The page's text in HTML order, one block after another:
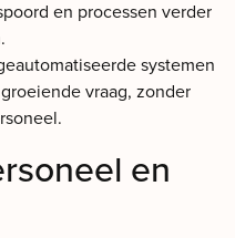
en processen verder
systemen
vraag, zonder
en